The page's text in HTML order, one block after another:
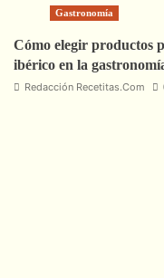
Gastronomía
Cómo elegir productos
ibérico en la
Redacción Recetitas.Com